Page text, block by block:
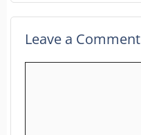
Leave a Comment